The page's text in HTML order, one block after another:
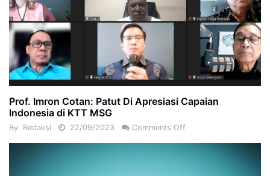
Prof. Imron Cotan: Patut Di Apresiasi Capaian
Indonesia di KTT MSG
By Redaksi 22/09/2023 Comments Off